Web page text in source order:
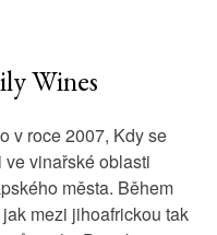
Wines
v roce 2007, Kdy se
vinařské oblasti
města. Během
mezi jihoafrickou tak